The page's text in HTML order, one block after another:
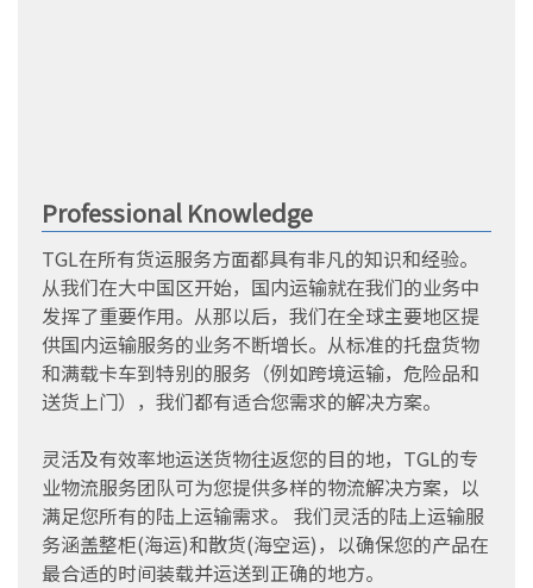
Professional Knowledge
TGL在所有货运服务方面都具有非凡的知识和经验。
从我们在大中国区开始，国内运输就在我们的业务中
发挥了重要作用。从那以后，我们在全球主要地区提
供国内运输服务的业务不断增长。从标准的托盘货物
和满载卡车到特别的服务（例如跨境运输，危险品和
送货上门），我们都有适合您需求的解决方案。
灵活及有效率地运送货物往返您的目的地，TGL的专
业物流服务团队可为您提供多样的物流解决方案，以
满足您所有的陆上运输需求。 我们灵活的陆上运输服
务涵盖整柜(海运)和散货(海空运)，以确保您的产品在
最合适的时间装载并运送到正确的地方。